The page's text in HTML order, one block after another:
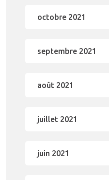
octobre 2021
septembre 2021
août 2021
juillet 2021
juin 2021